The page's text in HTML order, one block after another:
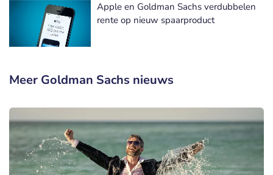
Apple en Goldman Sachs verdubbelen
rente op nieuw spaarproduct
Meer Goldman Sachs nieuws